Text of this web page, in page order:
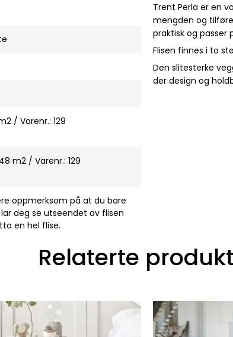
/ Varenr.: 129
m2 / Varenr.: 129
oppmerksom på at du bare
deg se utseendet av flisen
en hel flise.
Trent Perla er en
mengden og
praktisk og passer
Flisen finnes i to
Den slitesterke
der design og
Relaterte